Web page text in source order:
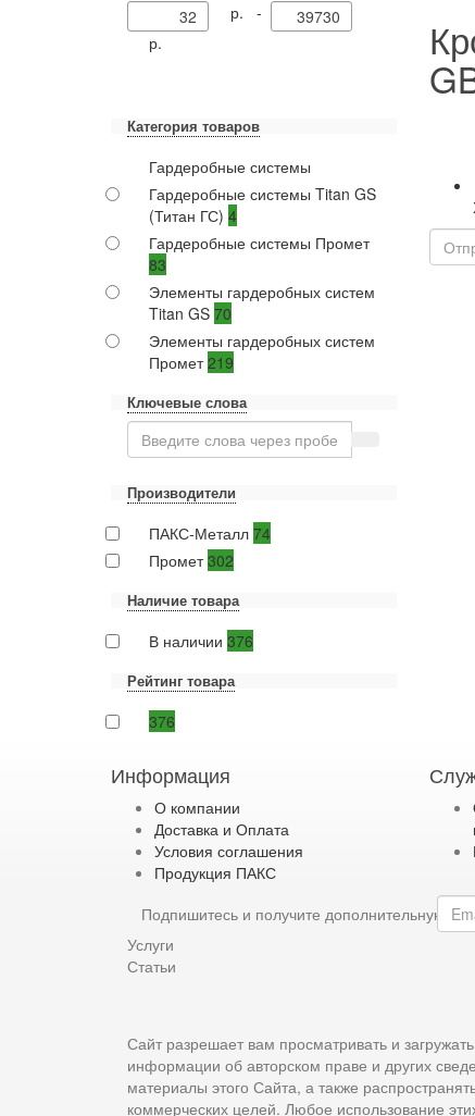
р. -
р.
Категория товаров
Гардеробные системы
Гардеробные системы Titan GS
(Титан ГС) 4
Гардеробные системы Промет
83
Элементы гардеробных систем
Titan GS 70
Элементы гардеробных систем
Промет 219
Ключевые слова
Производители
ПАКС-Металл 74
Промет302
Наличие товара
В наличии 376
Рейтинг товара
376
Информация
О компании
Доставка и Оплата
Условия соглашения
Продукция ПАКС
Подпишитесь и получите дополнительную
Услуги
Статьи
Сайт разрешает вам просматривать и
информации об авторском праве и других
материалы этого Сайта, а также
коммерческих целей. Любое использование